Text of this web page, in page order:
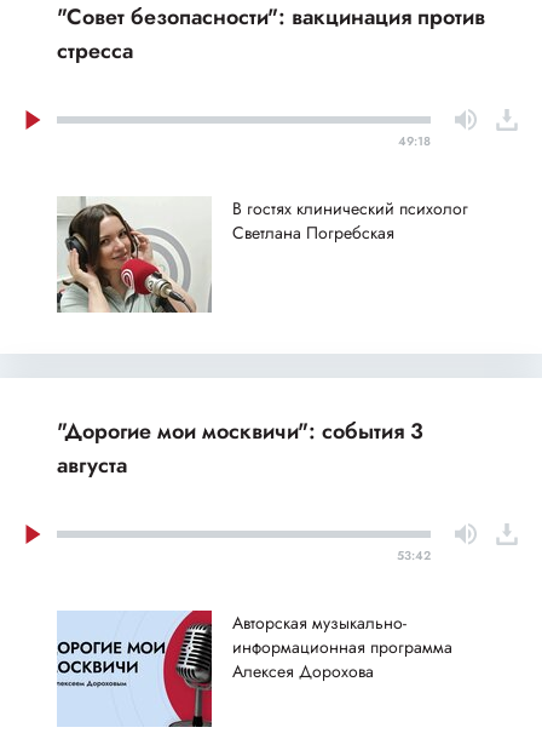
"Совет безопасности": вакцинация против
стресса
49:18
В гостях клинический психолог
Светлана Погребская
"Дорогие мои москвичи": события 3
августа
53:42
Авторская музыкально-
информационная программа
Алексея Дорохова